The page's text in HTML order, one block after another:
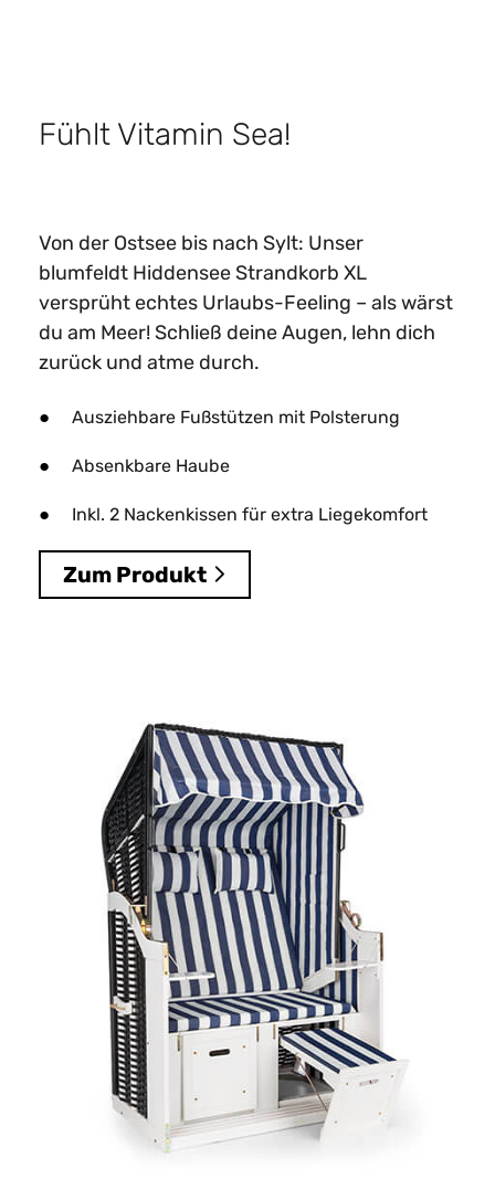
Fühlt Vitamin Sea!
Von der Ostsee bis nach Sylt: Unser
blumfeldt Hiddensee Strandkorb XL
versprüht echtes Urlaubs-Feeling – als wärst
du am Meer! Schließ deine Augen, lehn dich
zurück und atme durch.
Ausziehbare Fußstützen mit Polsterung
Absenkbare Haube
Inkl. 2 Nackenkissen für extra Liegekomfort
Zum Produkt